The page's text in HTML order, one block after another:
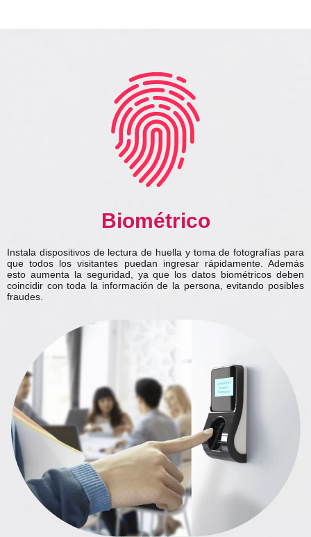
Biométrico
Instala dispositivos de lectura de huella y toma de fotografías para
que todos los visitantes puedan ingresar rápidamente. Además
esto aumenta la seguridad, ya que los datos biométricos deben
coincidir con toda la información de la persona, evitando posibles
fraudes.